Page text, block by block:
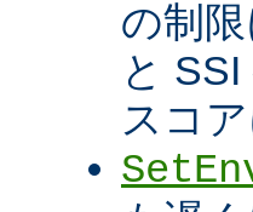
の制
と
スコ